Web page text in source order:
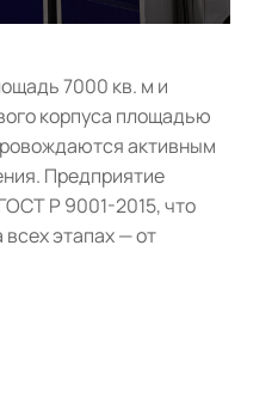
7000 кв. м и
корпуса площадью
активным
Предприятие
Р 9001-2015, что
этапах — от